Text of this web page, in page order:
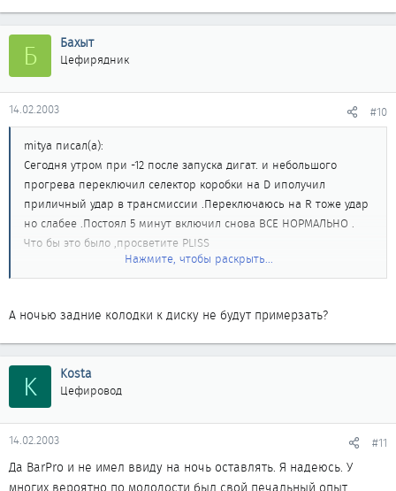
И ударов никаких не будет.
Б Бахыт
Цефирядник
14.02.2003 #10
mitya писал(а):
Сегодня утром при -12 после запуска дигат. и небольшого
прогрева переключил селектор коробки на D иполучил
приличный удар в трансмиссии .Переключаюсь на R тоже удар
но слабее .Постоял 5 минут включил снова ВСЕ НОРМАЛЬНО .
Что бы это было ,просветите PLISS
только Паркинг.
И ударов никаких не будет.
Нажмите, чтобы раскрыть...
А ночью задние колодки к диску не будут примерзать?
K Kosta
Цефировод
14.02.2003 #11
Да BarPro и не имел ввиду на ночь оставлять. Я надеюсь. У
многих вероятно по молодости был свой печальный опыт